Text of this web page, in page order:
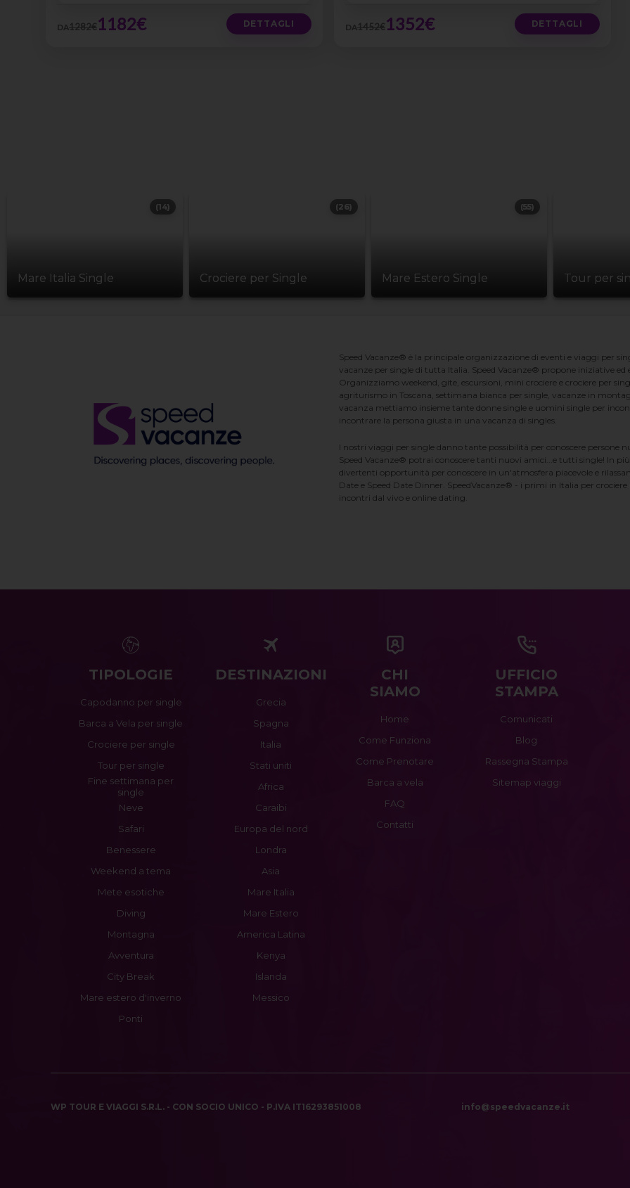
DA1282€1182€ DETTAGLI DA1452€1352€ DETTAGLI
Mare Italia Single
(14)
Crociere per Single
(26)
Mare Estero Single
(55)
Tour per
Speed Vacanze® è la principale organizzazione di eventi e viaggi per
vacanze per single di tutta Italia. Speed Vacanze® propone iniziative ed
Organizziamo weekend, gite, escursioni, mini crociere e crociere per
agriturismo in Toscana, settimana bianca per single, vacanze in
vacanza mettiamo insieme tante donne single e uomini single per
incontrare la persona giusta in una vacanza di singles.
I nostri viaggi per single danno tante possibilità per conoscere persone
Speed Vacanze® potrai conoscere tanti nuovi amici...e tutti single! In
divertenti opportunità per conoscere in un'atmosfera piacevole e
Date e Speed Date Dinner. SpeedVacanze® - i primi in Italia per
incontri dal vivo e online dating.
TIPOLOGIE
Capodanno per single
Barca a Vela per single
Crociere per single
Tour per single
Fine settimana per
single
Neve
Safari
Benessere
Weekend a tema
Mete esotiche
Diving
Montagna
Avventura
City Break
Mare estero d'inverno
Ponti
DESTINAZIONI
Grecia
Spagna
Italia
Stati uniti
Africa
Caraibi
Europa del nord
Londra
Asia
Mare Italia
Mare Estero
America Latina
Kenya
Islanda
Messico
CHI
SIAMO
Home
Come Funziona
Come Prenotare
Barca a vela
FAQ
Contatti
UFFICIO
STAMPA
Comunicati
Blog
Rassegna Stampa
Sitemap viaggi
WP TOUR E VIAGGI S.R.L. - CON SOCIO UNICO - P.IVA IT16293851008 info@speedvacanze.it